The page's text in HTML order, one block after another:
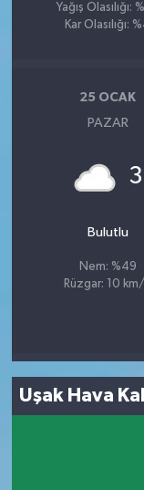
Yağış Olasılığı:
Kar Olasılığı:
25 OCAK
PAZAR
3
Bulutlu
Nem: %49
Rüzgar: 10
Uşak Hava